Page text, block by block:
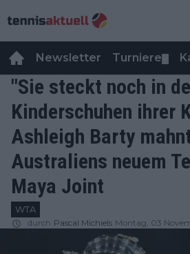
Newsletter Turniere
"Sie steckt noch in
Kinderschuhen ihrer
Ashleigh Barty
Australiens neuem
Maya Joint
WTA
durch Pascal Michiels Montag, 03